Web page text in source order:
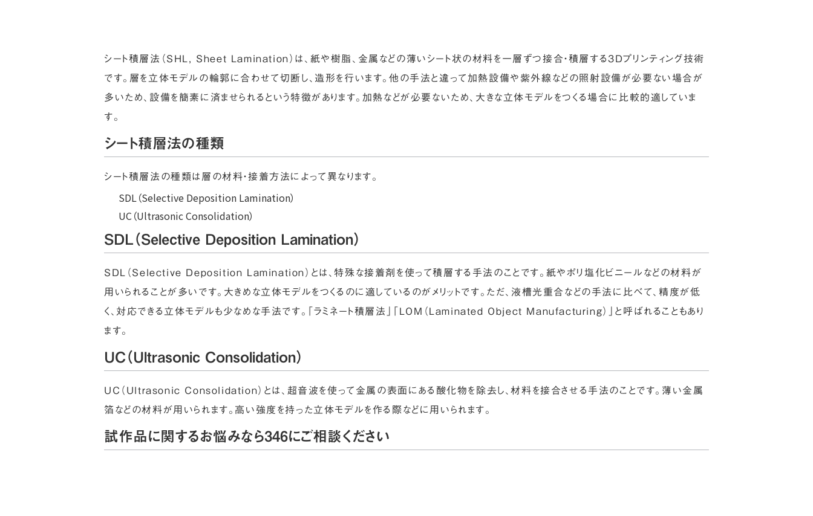
シート積層法（SHL, Sheet Lamination）は、紙や樹脂、金属などの薄いシート状の材料を一層ずつ接合・積層する3Dプリンティング技術
です。層を立体モデルの輪郭に合わせて切断し、造形を行います。他の手法と違って加熱設備や紫外線などの照射設備が必要ない場合が
多いため、設備を簡素に済ませられるという特徴があります。加熱などが必要ないため、大きな立体モデルをつくる場合に比較的適していま
す。
シート積層法の種類
シート積層法の種類は層の材料・接着方法によって異なります。
SDL（Selective Deposition Lamination）
UC（Ultrasonic Consolidation）
SDL（Selective Deposition Lamination）
SDL（Selective Deposition Lamination）とは、特殊な接着剤を使って積層する手法のことです。紙やポリ塩化ビニールなどの材料が
用いられることが多いです。大きめな立体モデルをつくるのに適しているのがメリットです。ただ、液槽光重合などの手法に比べて、精度が低
く、対応できる立体モデルも少なめな手法です。「ラミネート積層法」「LOM（Laminated Object Manufacturing）」と呼ばれることもあり
ます。
UC（Ultrasonic Consolidation）
UC（Ultrasonic Consolidation）とは、超音波を使って金属の表面にある酸化物を除去し、材料を接合させる手法のことです。薄い金属
箔などの材料が用いられます。高い強度を持った立体モデルを作る際などに用いられます。
試作品に関するお悩みなら346にご相談ください